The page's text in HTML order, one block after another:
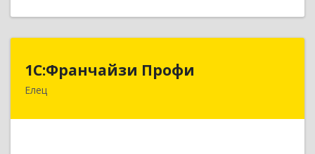
1С:Франчайзи Профи
Елец
1С:Франчайзи Профи